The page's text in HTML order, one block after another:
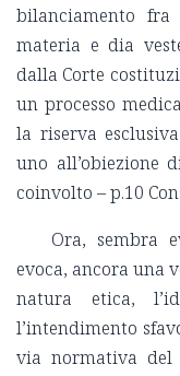
bilanciamento
materia e dia
dalla Corte
un processo
la riserva
uno all’obiezione
coinvolto – p.10
Ora, sembra
evoca, ancora una
natura etica,
l’intendimento
via normativa